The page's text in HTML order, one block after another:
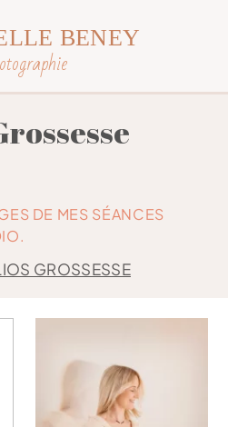
BENEY
DE MES SÉANCES
GROSSESSE